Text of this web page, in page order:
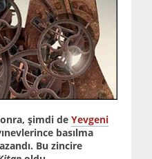
şimdi de Yevgeni
basılma
Bu zincire